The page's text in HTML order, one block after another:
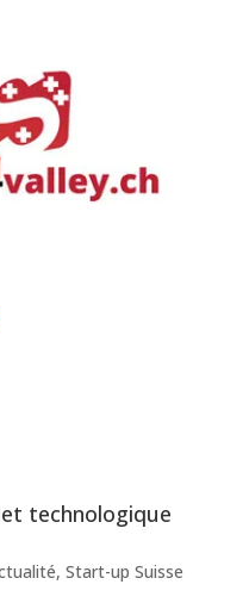
technologique
, Start-up Suisse